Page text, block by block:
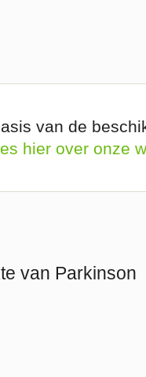
van de
hier over onze
van Parkinson